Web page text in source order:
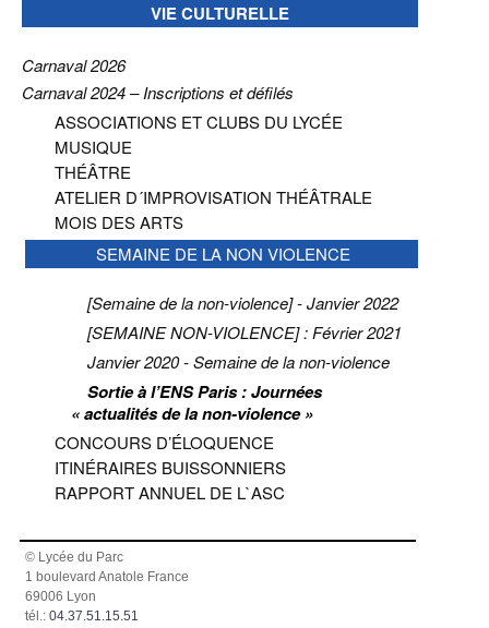
VIE CULTURELLE
Carnaval 2026
Carnaval 2024 – Inscriptions et défilés
ASSOCIATIONS ET CLUBS DU LYCÉE
MUSIQUE
THÉÂTRE
ATELIER D´IMPROVISATION THÉÂTRALE
MOIS DES ARTS
SEMAINE DE LA NON VIOLENCE
[Semaine de la non-violence] - Janvier 2022
[SEMAINE NON-VIOLENCE] : Février 2021
Janvier 2020 - Semaine de la non-violence
Sortie à l’ENS Paris : Journées
« actualités de la non-violence »
CONCOURS D’ÉLOQUENCE
ITINÉRAIRES BUISSONNIERS
RAPPORT ANNUEL DE L`ASC
© Lycée du Parc
1 boulevard Anatole France
69006 Lyon
tél.:04.37.51.15.51